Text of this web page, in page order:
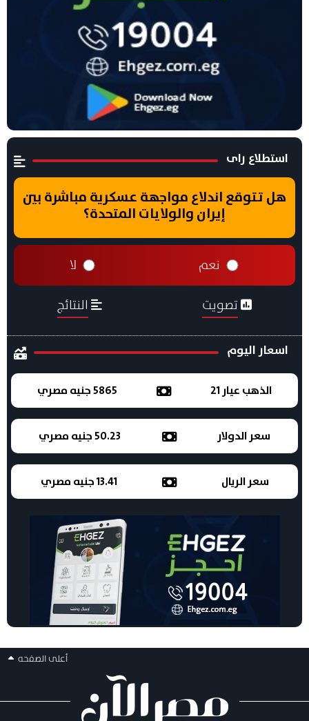
استطلاع راى
هل تتوقع اندلاع مواجهة عسكرية مباشرة بين
إيران والولايات المتحدة؟
نعم لا
تصويت النتائج
اسعار اليوم
الذهب عيار 21 5865 جنيه مصري
سعر الدولار 50.23 جنيه مصري
سعر الريال 13.41 جنيه مصري
أعلى الصفحه